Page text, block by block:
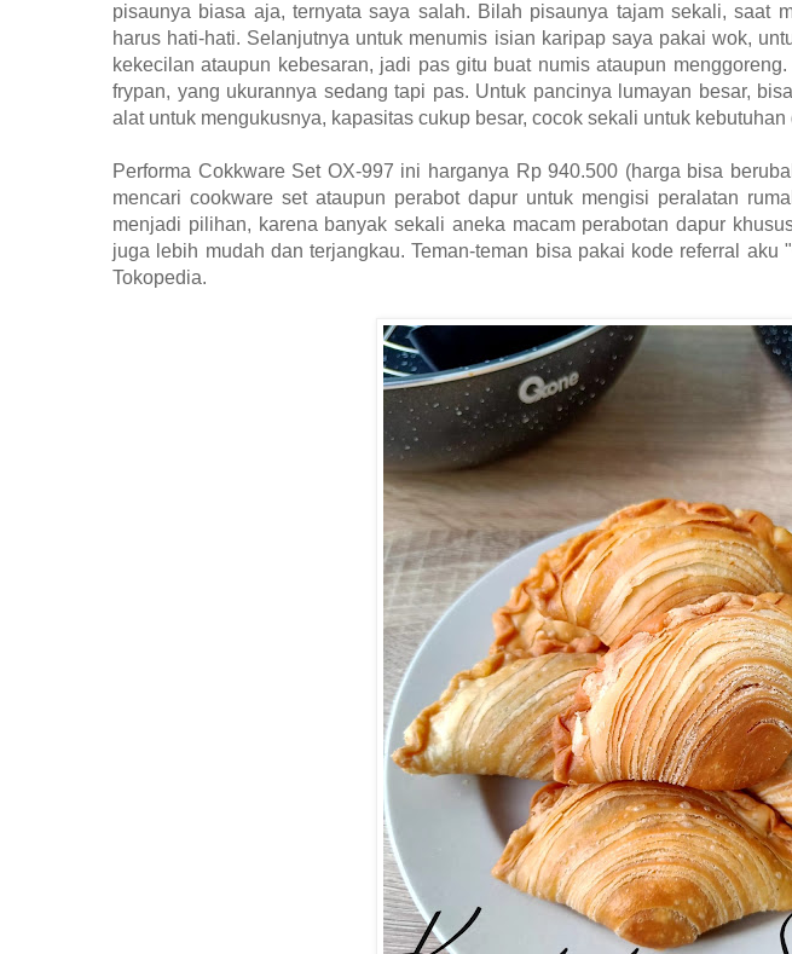
pisaunya biasa aja, ternyata saya salah. Bilah pisaunya tajam sekali, saat
harus hati-hati. Selanjutnya untuk menumis isian karipap saya pakai wok,
kekecilan ataupun kebesaran, jadi pas gitu buat numis ataupun
frypan, yang ukurannya sedang tapi pas. Untuk pancinya lumayan besar,
alat untuk mengukusnya, kapasitas cukup besar, cocok sekali untuk
Performa Cokkware Set OX-997 ini harganya Rp 940.500 (harga bisa
mencari cookware set ataupun perabot dapur untuk mengisi peralatan
menjadi pilihan, karena banyak sekali aneka macam perabotan dapur
juga lebih mudah dan terjangkau. Teman-teman bisa pakai kode referral
Tokopedia.